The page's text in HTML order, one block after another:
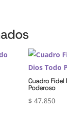
Cuadro Fidel
Poderoso
$ 47.850